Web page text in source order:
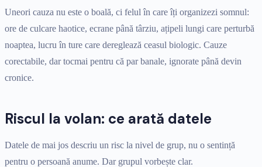
Uneori cauza nu este o boală, ci felul în care îți organizezi somnul:
ore de culcare haotice, ecrane până târziu, ațipeli lungi care perturbă
noaptea, lucru în ture care dereglează ceasul biologic. Cauze
corectabile, dar tocmai pentru că par banale, ignorate până devin
cronice.
Riscul la volan: ce arată datele
Datele de mai jos descriu un risc la nivel de grup, nu o sentință
pentru o persoană anume. Dar grupul vorbește clar.